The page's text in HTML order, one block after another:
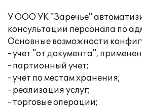
У ООО УК "Заречье"
консультации персонала по
Основные возможности
- учет "от документа",
- партионный учет;
- учет по местам хранения;
- реализация услуг;
- торговые операции;